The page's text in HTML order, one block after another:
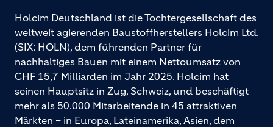
Holcim Deutschland ist die Tochtergesellschaft des
weltweit agierenden Baustoffherstellers Holcim Ltd.
(SIX: HOLN), dem führenden Partner für
nachhaltiges Bauen mit einem Nettoumsatz von
CHF 15,7 Milliarden im Jahr 2025. Holcim hat
seinen Hauptsitz in Zug, Schweiz, und beschäftigt
mehr als 50.000 Mitarbeitende in 45 attraktiven
Märkten – in Europa, Lateinamerika, Asien, dem